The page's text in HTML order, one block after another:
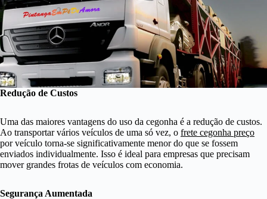
Redução de Custos
Uma das maiores vantagens do uso da cegonha é a redução de custos.
Ao transportar vários veículos de uma só vez, o frete cegonha preço
por veículo torna-se significativamente menor do que se fossem
enviados individualmente. Isso é ideal para empresas que precisam
mover grandes frotas de veículos com economia.
Segurança Aumentada